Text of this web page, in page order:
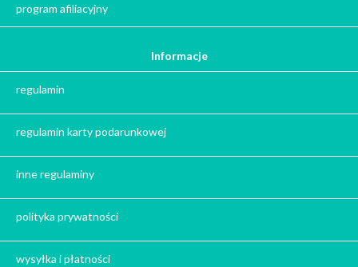
Herbata - podziękowanie dla gości
Ile gram ma łyżeczka do herbaty?
Prezent na święta
Prezent dla chłopaka na święta
Prezent dla koleżanki na święta
program afiliacyjny
Informacje
regulamin
regulamin karty podarunkowej
inne regulaminy
polityka prywatności
wysyłka i płatności